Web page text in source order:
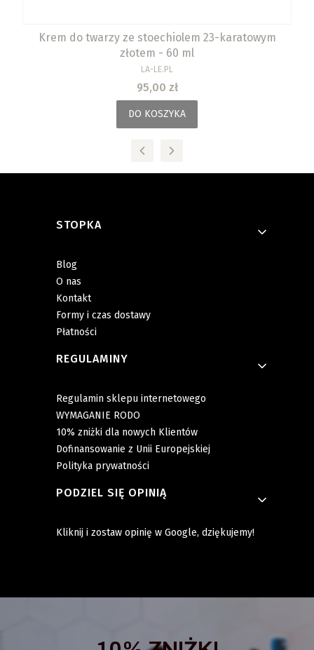
Krem do twarzy ze stoechiolem 23-karatowym
złotem - 60 ml
PRODUCENT
LA-LE.PL
Cena
95,00 zł
DO KOSZYKA
Linki w stopce
STOPKA
Blog
O nas
Kontakt
Formy i czas dostawy
Płatności
REGULAMINY
Regulamin sklepu internetowego
WYMAGANIE RODO
10% zniżki dla nowych Klientów
Dofinansowanie z Unii Europejskiej
Polityka prywatności
PODZIEL SIĘ OPINIĄ
Kliknij i zostaw opinię w Google, dziękujemy!